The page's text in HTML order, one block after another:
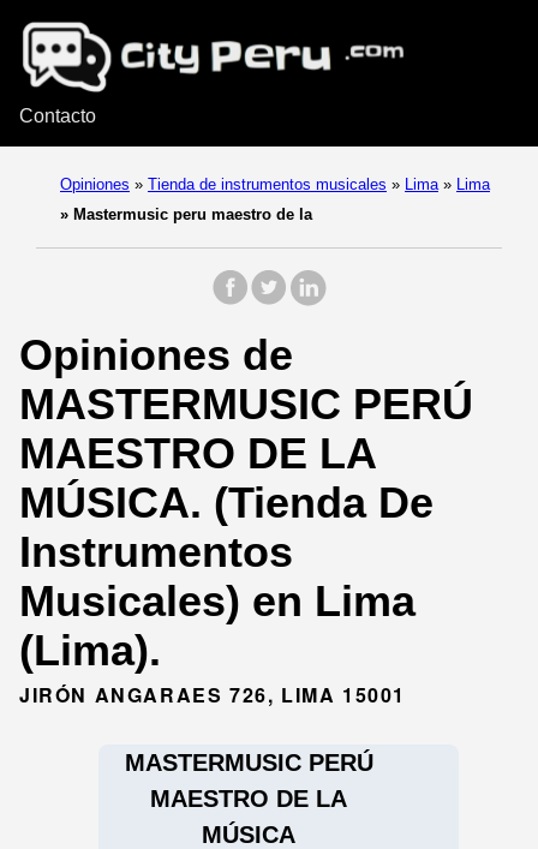
Contacto
Opiniones » Tienda de instrumentos musicales » Lima »
Lima
» Mastermusic peru maestro de la
Opiniones de
MASTERMUSIC PERÚ
MAESTRO DE LA
MÚSICA. (Tienda De
Instrumentos
Musicales) en Lima
(Lima).
JIRÓN ANGARAES 726, LIMA 15001
MASTERMUSIC PERÚ
MAESTRO DE LA
MÚSICA